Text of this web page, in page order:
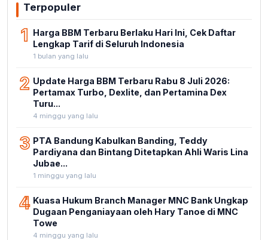
Terpopuler
1 Harga BBM Terbaru Berlaku Hari Ini, Cek Daftar
Lengkap Tarif di Seluruh Indonesia
1 bulan yang lalu
2 Update Harga BBM Terbaru Rabu 8 Juli 2026:
Pertamax Turbo, Dexlite, dan Pertamina Dex
Turu...
4 minggu yang lalu
3 PTA Bandung Kabulkan Banding, Teddy
Pardiyana dan Bintang Ditetapkan Ahli Waris Lina
Jubae...
1 minggu yang lalu
4 Kuasa Hukum Branch Manager MNC Bank Ungkap
Dugaan Penganiayaan oleh Hary Tanoe di MNC
Towe
4 minggu yang lalu